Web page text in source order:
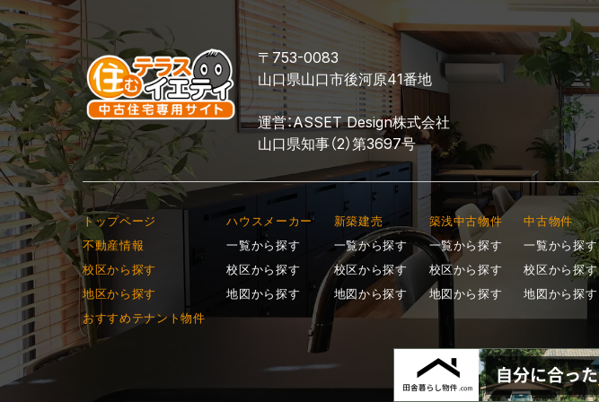
〒753-0083
山口県山口市後河原41番地
運営：ASSET Design株式会社
山口県知事（2）第3697号
トップページ
不動産情報
校区から探す
地区から探す
おすすめテナント物件
ハウスメーカー
一覧から探す
校区から探す
地図から探す
新築建売
一覧から探す
校区から探す
地図から探す
築浅中古物件
一覧から探す
校区から探す
地図から探す
中古物件
一覧から探す
校区から探す
地図から探す